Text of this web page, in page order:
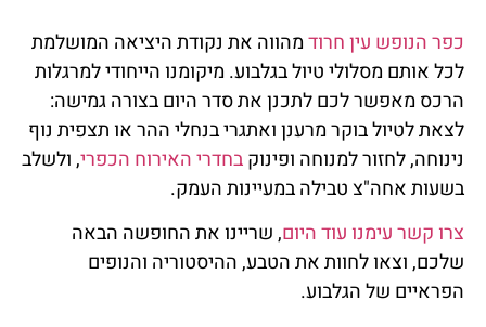
כפר הנופש עין חרודמהווה את נקודת היציאה המושלמת
לכל אותם מסלולי טיול בגלבוע. מיקומנו הייחודי למרגלות
הרכס מאפשר לכם לתכנן את סדר היום בצורה גמישה:
לצאת לטיול בוקר מרענן ואתגרי בנחלי ההר או תצפית נוף
נינוחה, לחזור למנוחה ופינוקבחדרי האירוח הכפרי, ולשלב
בשעות אחה"צ טבילה במעיינות העמק.
צרו קשר עימנו עוד היום, שריינו את החופשה הבאה
שלכם, וצאו לחוות את הטבע, ההיסטוריה והנופים
הפראיים של הגלבוע.